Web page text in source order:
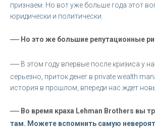
признаем. Но вот уже больше года этот
юридически и политически.
— Но это же большие репутационные
— В этом году впервые после кризиса у
серьезно, приток денег в private wealth
история в прошлом, впереди нас ждет
— Во время краха Lehman Brothers вы
там. Можете вспомнить самую